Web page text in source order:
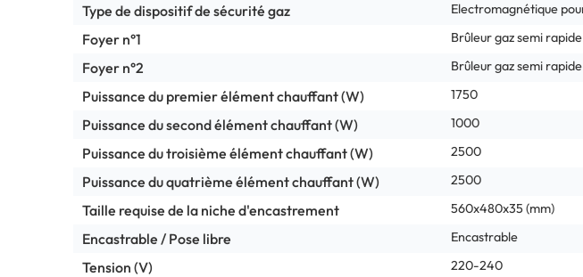
Type de dispositif de sécurité gaz Electromagnétique
Foyer n°1 Brûleur gaz semi rapide
Foyer n°2 Brûleur gaz semi rapide
Puissance du premier élément chauffant (W) 1750
Puissance du second élément chauffant (W) 1000
Puissance du troisième élément chauffant (W) 2500
Puissance du quatrième élément chauffant (W) 2500
Taille requise de la niche d'encastrement 560x480x35 (mm)
Encastrable / Pose libre Encastrable
Tension (V) 220-240